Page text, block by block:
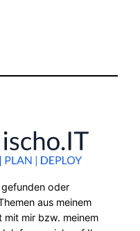
oder
aus meinem
mit mir bzw. meinem